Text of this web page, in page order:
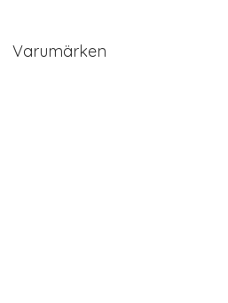
Varumärken